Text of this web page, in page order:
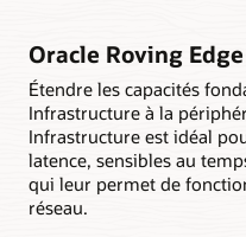
Oracle Roving
Étendre les capacités
Infrastructure à la
Infrastructure est idéal
latence, sensibles au
qui leur permet de
réseau.